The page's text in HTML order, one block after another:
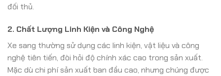
đối thủ.
2. Chất Lượng Linh Kiện và Công Nghệ
Xe sang thường sử dụng các linh kiện, vật liệu và công
nghệ tiên tiến, đòi hỏi độ chính xác cao trong sản xuất.
Mặc dù chi phí sản xuất ban đầu cao, nhưng chúng được